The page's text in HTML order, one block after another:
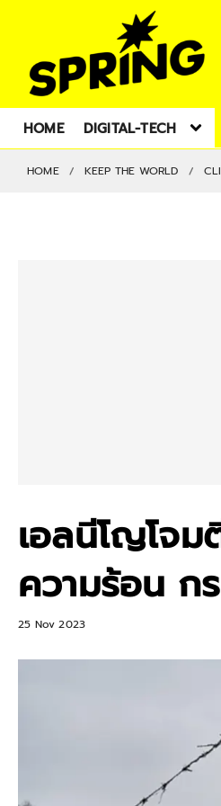
HOME DIGITAL-TECH
HOME KEEP THE WORLD
เอลนีโญโจ
ความร้อน ก
25 Nov 2023